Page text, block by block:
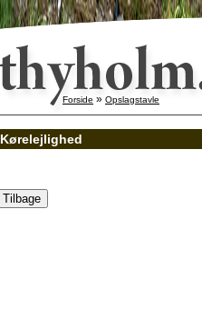
Forside » Opslagstavle
Kørelejlighed